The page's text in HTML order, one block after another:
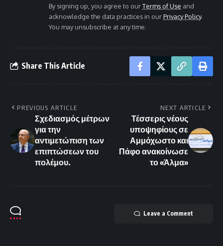
By signing up, you agree to ourTerms of Use and
acknowledge the data practices in ourPrivacy Policy.
You may unsubscribe at any time.
Share This Article
PREVIOUS ARTICLE
Σχεδιασμός μέτρων
για την
αντιμετώπιση των
επιπτώσεων του
πολέμου.
NEXT ARTICLE
Τέσσερις νέους
υποψηφίους σε
Αμμόχωστο και
Πάφο ανακοίνωσε
το «Άλμα»
Leave a Comment